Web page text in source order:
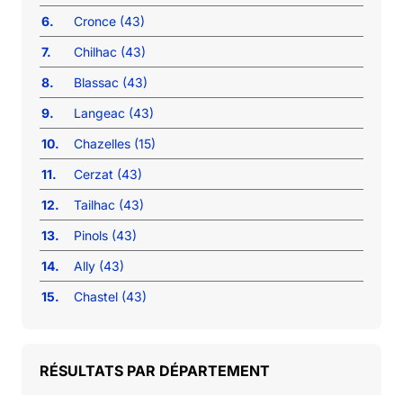
6.
Cronce (43)
7.
Chilhac (43)
8.
Blassac (43)
9.
Langeac (43)
10.
Chazelles (15)
11.
Cerzat (43)
12.
Tailhac (43)
13.
Pinols (43)
14.
Ally (43)
15.
Chastel (43)
RÉSULTATS PAR DÉPARTEMENT